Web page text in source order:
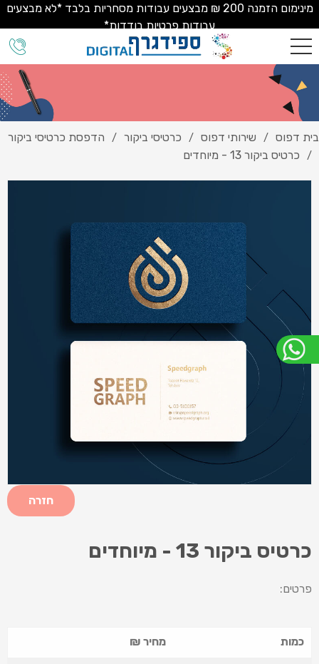
מינימום הזמנה 200 ₪ מבצעים עבודות מסחריות בלבד *לא מבצעים
עבודות פרטיות בודדות*
בית דפוס / שירותי דפוס / כרטיסי ביקור / הדפסת כרטיסי ביקור
/ כרטיס ביקור 13 - מיוחדים
חזרה
כרטיס ביקור 13 - מיוחדים
פרטים:
כמות מחיר ₪